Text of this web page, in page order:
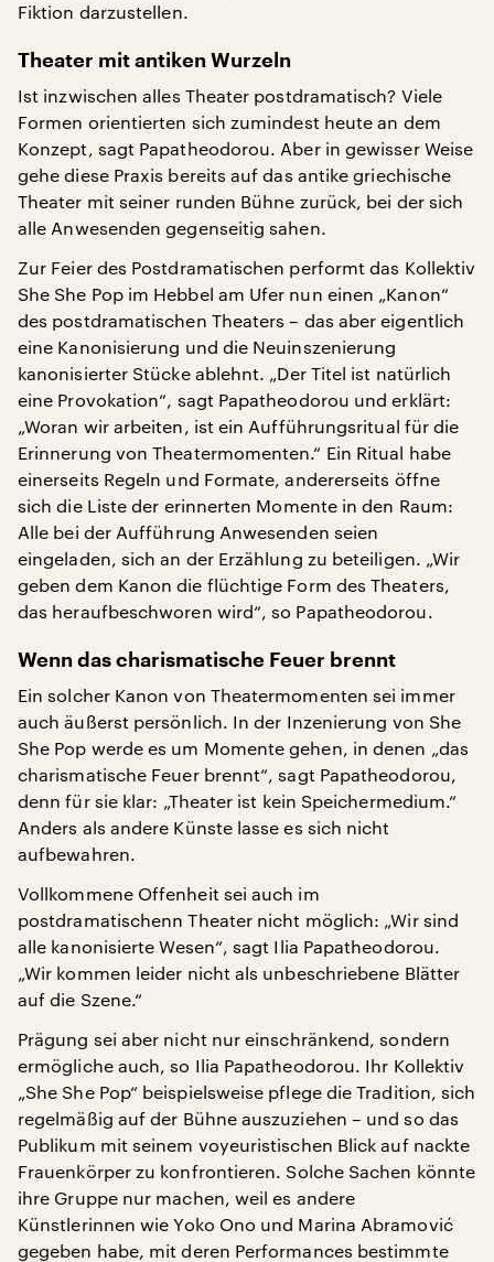
Fiktion darzustellen.
Theater mit antiken Wurzeln
Ist inzwischen alles Theater postdramatisch? Viele
Formen orientierten sich zumindest heute an dem
Konzept, sagt Papatheodorou. Aber in gewisser Weise
gehe diese Praxis bereits auf das antike griechische
Theater mit seiner runden Bühne zurück, bei der sich
alle Anwesenden gegenseitig sahen.
Zur Feier des Postdramatischen performt das Kollektiv
She She Pop im Hebbel am Ufer nun einen „Kanon“
des postdramatischen Theaters – das aber eigentlich
eine Kanonisierung und die Neuinszenierung
kanonisierter Stücke ablehnt. „Der Titel ist natürlich
eine Provokation“, sagt Papatheodorou und erklärt:
„Woran wir arbeiten, ist ein Aufführungsritual für die
Erinnerung von Theatermomenten.“ Ein Ritual habe
einerseits Regeln und Formate, andererseits öffne
sich die Liste der erinnerten Momente in den Raum:
Alle bei der Aufführung Anwesenden seien
eingeladen, sich an der Erzählung zu beteiligen. „Wir
geben dem Kanon die flüchtige Form des Theaters,
das heraufbeschworen wird“, so Papatheodorou.
Wenn das charismatische Feuer brennt
Ein solcher Kanon von Theatermomenten sei immer
auch äußerst persönlich. In der Inzenierung von She
She Pop werde es um Momente gehen, in denen „das
charismatische Feuer brennt“, sagt Papatheodorou,
denn für sie klar: „Theater ist kein Speichermedium.“
Anders als andere Künste lasse es sich nicht
aufbewahren.
Vollkommene Offenheit sei auch im
postdramatischenn Theater nicht möglich: „Wir sind
alle kanonisierte Wesen“, sagt Ilia Papatheodorou.
„Wir kommen leider nicht als unbeschriebene Blätter
auf die Szene.“
Prägung sei aber nicht nur einschränkend, sondern
ermögliche auch, so Ilia Papatheodorou. Ihr Kollektiv
„She She Pop“ beispielsweise pflege die Tradition, sich
regelmäßig auf der Bühne auszuziehen – und so das
Publikum mit seinem voyeuristischen Blick auf nackte
Frauenkörper zu konfrontieren. Solche Sachen könnte
ihre Gruppe nur machen, weil es andere
Künstlerinnen wie Yoko Ono und Marina Abramović
gegeben habe, mit deren Performances bestimmte